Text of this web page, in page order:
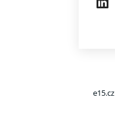
e15.cz